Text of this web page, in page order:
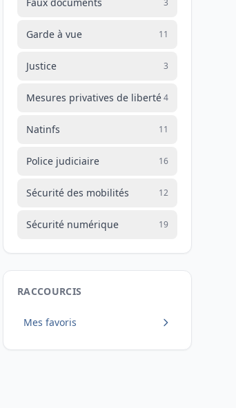
3
Garde à vue 11
Justice 3
Mesures privatives de liberté4
Natinfs 11
Police judiciaire 16
Sécurité des mobilités 12
Sécurité numérique 19
RACCOURCIS
Mes favoris